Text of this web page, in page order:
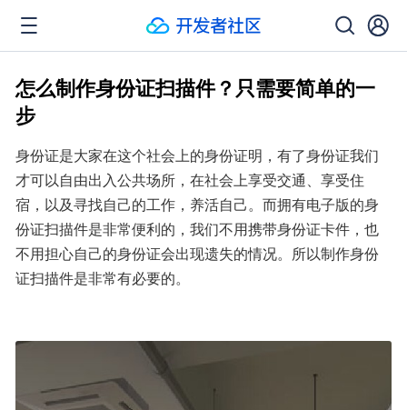
怎么制作身份证扫描件？只需要简单的一
步
身份证是大家在这个社会上的身份证明，有了身份证我们
才可以自由出入公共场所，在社会上享受交通、享受住
宿，以及寻找自己的工作，养活自己。而拥有电子版的身
份证扫描件是非常便利的，我们不用携带身份证卡件，也
不用担心自己的身份证会出现遗失的情况。所以制作身份
证扫描件是非常有必要的。